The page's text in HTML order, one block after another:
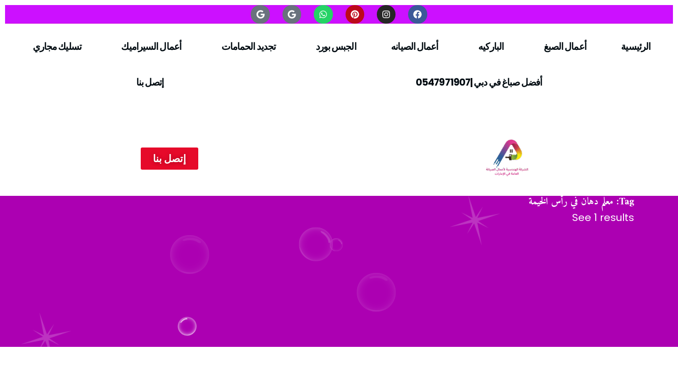
الرئيسية أعمال الصبغ الباركيه أعمال الصيانه الجبس بورد تجديد الحمامات أعمال السيراميك تسليك مجاري
أفضل صباغ في دبي |0547971907 إتصل بنا
إتصل بنا
Tag: معلم دهان في رأس الخيمة
See 1 results